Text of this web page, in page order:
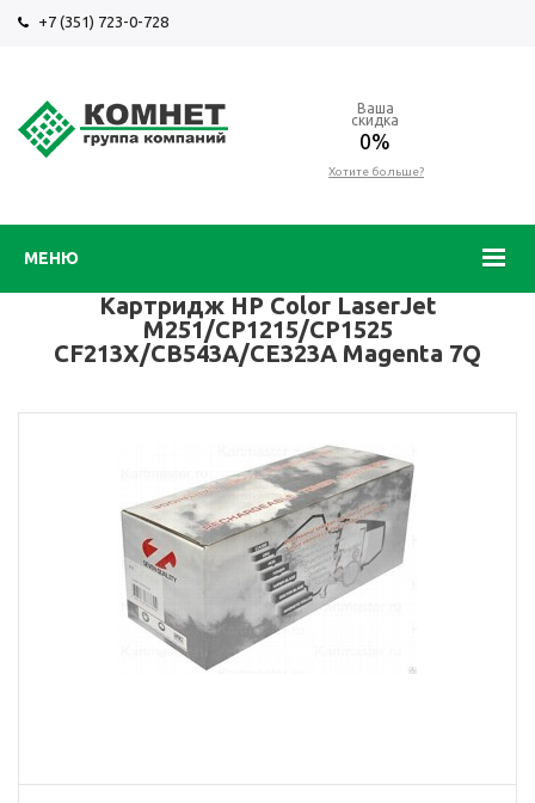
+7 (351) 723-0-728
МЕНЮ
Ваша
скидка
0%
Хотите больше?
Картридж HP Color LaserJet
M251/CP1215/CP1525
CF213X/CB543A/CE323A Magenta 7Q